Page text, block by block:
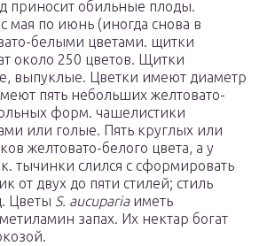
приносит обильные плоды.
мая по июнь (иногда снова в
белыми цветами. щитки
около 250 цветов. Щитки
выпуклые. Цветки имеют диаметр
пять небольших желтовато-
форм. чашелистики
или голые. Пять круглых или
желтовато-белого цвета, а у
тычинки слился с сформировать
от двух до пяти стилей; стиль
Цветы S. aucupariaиметь
запах. Их нектар богат